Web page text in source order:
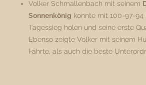
Volker Schmallenbach mit seinem
Sonnenkönig konnte mit 100-97-94
Tagessieg holen und seine erste
Ebenso zeigte Volker mit seinem
Fährte, als auch die beste